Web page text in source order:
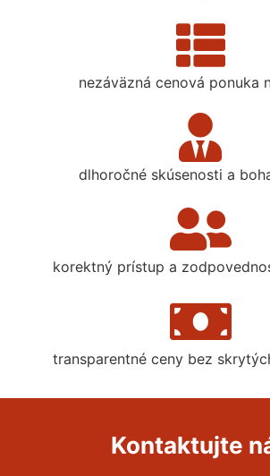
nezáväzná cenová ponuka
dlhoročné skúsenosti a
korektný prístup a
transparentné ceny bez
Kontaktujte